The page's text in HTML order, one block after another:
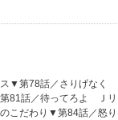
▼第78話／さりげなく
81話／待ってろよ Ｊリ
こだわり▼第84話／怒り